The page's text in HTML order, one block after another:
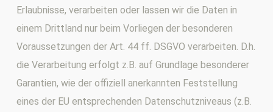
Erlaubnisse, verarbeiten oder lassen wir die Daten in
einem Drittland nur beim Vorliegen der besonderen
Voraussetzungen der Art. 44 ff. DSGVO verarbeiten. D.h.
die Verarbeitung erfolgt z.B. auf Grundlage besonderer
Garantien, wie der offiziell anerkannten Feststellung
eines der EU entsprechenden Datenschutzniveaus (z.B.